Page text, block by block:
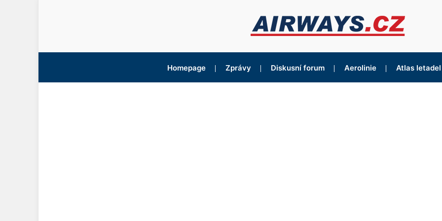
Homepage Zprávy Diskusní forum Aerolinie Atlas letadel